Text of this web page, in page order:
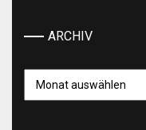
ARCHIV